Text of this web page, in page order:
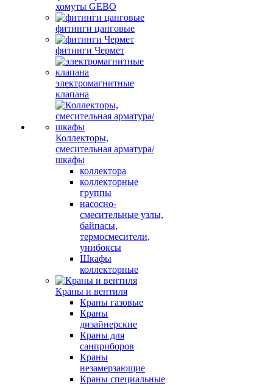
хомуты GEBO
фитинги цанговые
фитинги Чермет
электромагнитные
клапана
Коллекторы,
смесительная арматура/
шкафы
коллектора
коллекторные
группы
насосно-
смесительные узлы,
байпасы,
термосмесители,
унибоксы
Шкафы
коллекторные
Краны и вентиля
Краны газовые
Краны
дизайнерские
Краны для
санприборов
Краны
незамерзающие
Краны специальные